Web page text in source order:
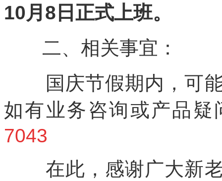
10月 8 日正式上班。
二、相关事宜：
国庆节假期内，可
如有业务咨询或产品
7043
在此，感谢广大新